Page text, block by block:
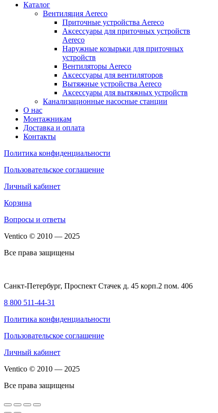
Каталог
Вентиляция Aereco
Приточные устройства Aereco
Аксессуары для приточных устройств
Aereco
Наружные козырьки для приточных
устройств
Вентиляторы Aereco
Аксессуары для вентиляторов
Вытяжные устройства Aereco
Аксессуары для вытяжных устройств
Канализационные насосные станции
О нас
Монтажникам
Доставка и оплата
Контакты
Политика конфиденциальности
Пользовательское соглашение
Личный кабинет
Корзина
Вопросы и ответы
Ventico © 2010 — 2025
Все права защищены
Санкт-Петербург, Проспект Стачек д. 45 корп.2 пом. 406
8 800 511-44-31
Политика конфиденциальности
Пользовательское соглашение
Личный кабинет
Ventico © 2010 — 2025
Все права защищены